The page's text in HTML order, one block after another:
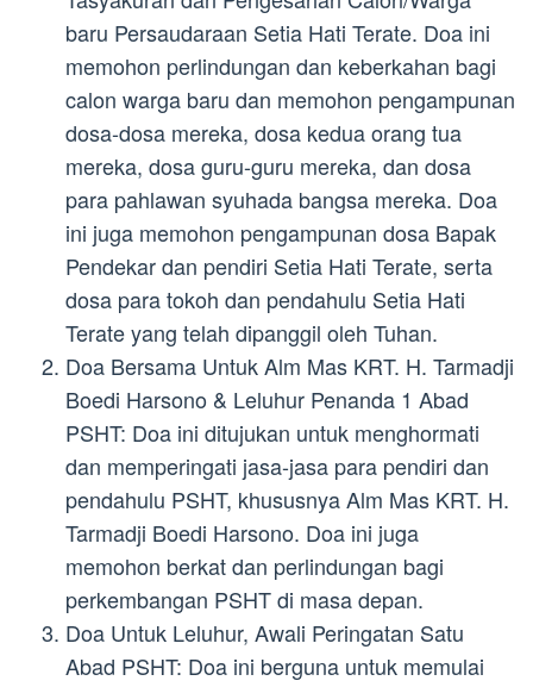
baru Persaudaraan Setia Hati Terate. Doa ini
memohon perlindungan dan keberkahan bagi
calon warga baru dan memohon pengampunan
dosa-dosa mereka, dosa kedua orang tua
mereka, dosa guru-guru mereka, dan dosa
para pahlawan syuhada bangsa mereka. Doa
ini juga memohon pengampunan dosa Bapak
Pendekar dan pendiri Setia Hati Terate, serta
dosa para tokoh dan pendahulu Setia Hati
Terate yang telah dipanggil oleh Tuhan.
Doa Bersama Untuk Alm Mas KRT. H. Tarmadji
Boedi Harsono & Leluhur Penanda 1 Abad
PSHT: Doa ini ditujukan untuk menghormati
dan memperingati jasa-jasa para pendiri dan
pendahulu PSHT, khususnya Alm Mas KRT. H.
Tarmadji Boedi Harsono. Doa ini juga
memohon berkat dan perlindungan bagi
perkembangan PSHT di masa depan.
Doa Untuk Leluhur, Awali Peringatan Satu
Abad PSHT: Doa ini berguna untuk memulai